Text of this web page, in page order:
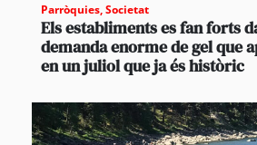
Parròquies,Societat
Els establiments es fan forts
demanda enorme de gel que
en un juliol que ja és històric